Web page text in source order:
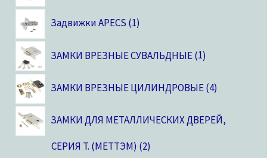
Задвижки APECS 1
ЗАМКИ ВРЕЗНЫЕ СУВАЛЬДНЫЕ 1
ЗАМКИ ВРЕЗНЫЕ ЦИЛИНДРОВЫЕ 4
ЗАМКИ ДЛЯ МЕТАЛЛИЧЕСКИХ ДВЕРЕЙ,
CЕРИЯ T. (МЕТТЭМ) 2